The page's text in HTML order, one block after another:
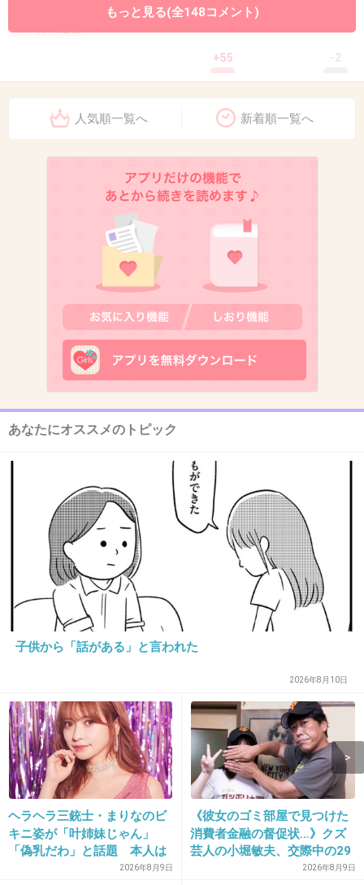
+55
2026/07/08(水) 10:17:13
思ってるほど災害時NHK１択でもないよー
民法も災害時頑張ってくれてることはこれまで
何度も証明されてる
2026/07/08(水) 10:17:18
豊臣兄弟、面白いなりー。
ありがとうなりー。
1件の返信
2026/07/08(水) 10:17:29
解体して解散。
ほぼ韓国系が仕切ってるやん。いらんよ。
1件の返信
-1
15. 匿名2026/07/08(水) 10:17:32
受信料払った人だけ観られるようにしてくださ
い
2件の返信
+110 -2
もっと見る(全148コメント)
人気順一覧へ 新着順一覧へ
あなたにオススメのトピック
子供から「話がある」と言われた
2026年8月10日
ヘラヘラ三銃士・まりなのビ
キニ姿が「叶姉妹じゃん」
「偽乳だわ」と話題 本人は
「胸は加工はしてないの2026年8月9日
《彼女のゴミ部屋で見つけた
消費者金融の督促状…》クズ
芸人の小堀敏夫、交際中の29
歳年下女性が「息を吐くよう
2026年8月9日